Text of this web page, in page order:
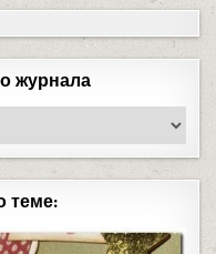
журнала
теме: